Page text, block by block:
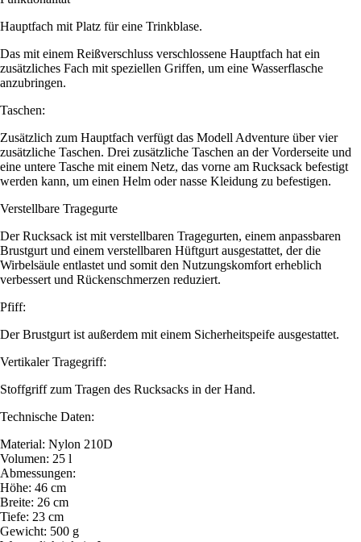
Hauptfach mit Platz für eine Trinkblase.
Das mit einem Reißverschluss verschlossene Hauptfach hat ein
zusätzliches Fach mit speziellen Griffen, um eine Wasserflasche
anzubringen.
Taschen:
Zusätzlich zum Hauptfach verfügt das Modell Adventure über vier
zusätzliche Taschen. Drei zusätzliche Taschen an der Vorderseite und
eine untere Tasche mit einem Netz, das vorne am Rucksack befestigt
werden kann, um einen Helm oder nasse Kleidung zu befestigen.
Verstellbare Tragegurte
Der Rucksack ist mit verstellbaren Tragegurten, einem anpassbaren
Brustgurt und einem verstellbaren Hüftgurt ausgestattet, der die
Wirbelsäule entlastet und somit den Nutzungskomfort erheblich
verbessert und Rückenschmerzen reduziert.
Pfiff:
Der Brustgurt ist außerdem mit einem Sicherheitspeife ausgestattet.
Vertikaler Tragegriff:
Stoffgriff zum Tragen des Rucksacks in der Hand.
Technische Daten:
Material: Nylon 210D
Volumen: 25 l
Abmessungen:
Höhe: 46 cm
Breite: 26 cm
Tiefe: 23 cm
Gewicht: 500 g